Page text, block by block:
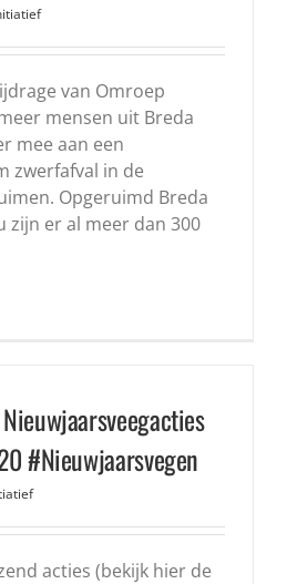
van Omroep
mensen uit Breda
mee aan een
zwerfafval in de
Opgeruimd Breda
zijn er al meer dan 300
#Nieuwjaarsvegen
acties (bekijk hier de